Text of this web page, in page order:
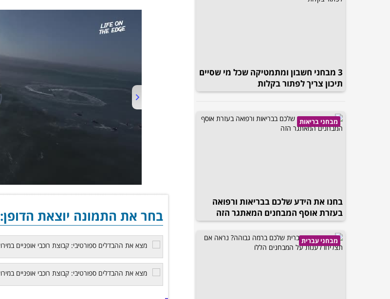
3 מבחני חשבון ומתמטיקה שכל מי שסיים
תיכון צריך לפתור בקלות
מבחני בריאות
בחנו את הידע שלכם בבריאות ורפואה
בעזרת אוסף המבחנים המאתגר הזה
מבחני עברית
בחר את התמונה יוצאת הדופן: